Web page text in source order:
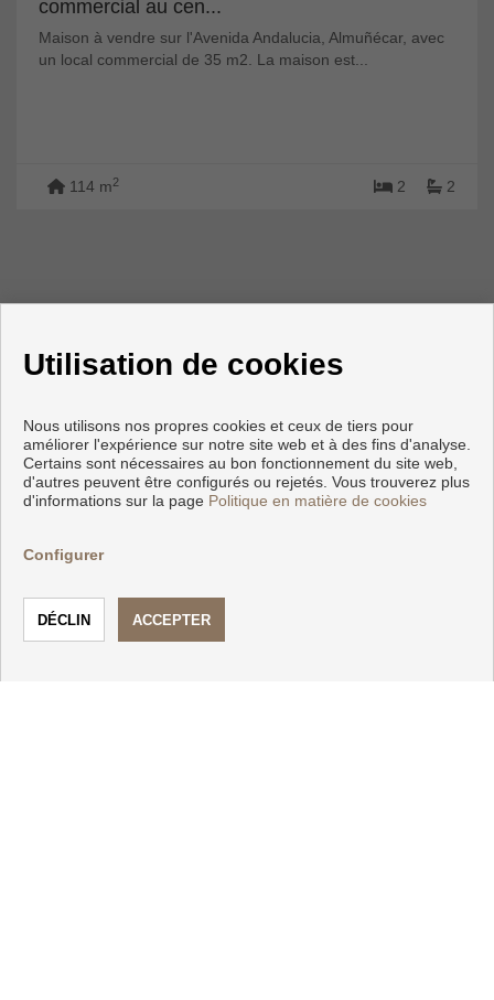
commercial au cen...
Maison à vendre sur l'Avenida Andalucia, Almuñécar, avec
un local commercial de 35 m2. La maison est...
114 m2 2 2
CONTACTER
Calle Aduana Vieja, 3
18690 Almuñécar (Granada)
Utilisation de cookies
Nous utilisons nos propres cookies et ceux de tiers pour
améliorer l'expérience sur notre site web et à des fins d'analyse.
Certains sont nécessaires au bon fonctionnement du site web,
d'autres peuvent être configurés ou rejetés. Vous trouverez plus
d'informations sur la page Politique en matière de cookies
Configurer